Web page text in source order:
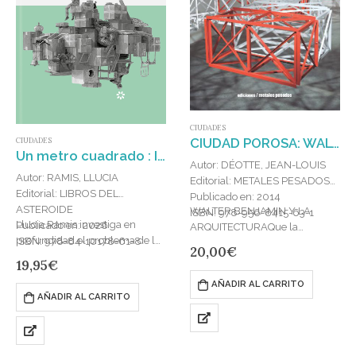
CIUDADES
Un metro cuadrado : IV PREMIO NO FICCION ASTEROIDE
Autor: RAMIS, LLUCIA
Editorial: LIBROS DEL
ASTEROIDE
Publicado en: 2026
ISBN: 978-84-10178-61-8
Llucia Ramis investiga en
profundidad el problema de la
través de su propia experiencia
como inquilina. «Poder decir…
19,95€
AÑADIR AL CARRITO
CIUDADES
CIUDAD POROSA: WALTER BENJAMIN Y LA ARQUITECTURA
Autor: DÉOTTE, JEAN-LOUIS
Editorial: METALES PESADOS
Publicado en: 2014
ISBN: 978-956-8415-63-1
WALTER BENJAMIN Y LA
ARQUITECTURAQue la
del último libro de este autor se
debe a que sus últimas…
20,00€
AÑADIR AL CARRITO